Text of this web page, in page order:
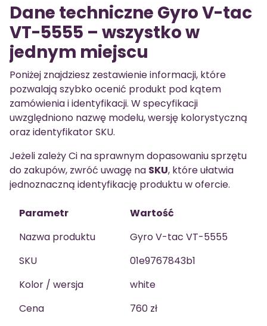
Dane techniczne Gyro V-tac
VT-5555 – wszystko w
jednym miejscu
Poniżej znajdziesz zestawienie informacji, które
pozwalają szybko ocenić produkt pod kątem
zamówienia i identyfikacji. W specyfikacji
uwzględniono nazwę modelu, wersję kolorystyczną
oraz identyfikator SKU.
Jeżeli zależy Ci na sprawnym dopasowaniu sprzętu
do zakupów, zwróć uwagę na SKU, które ułatwia
jednoznaczną identyfikację produktu w ofercie.
Parametr
Wartość
Nazwa produktu
Gyro V-tac VT-5555
SKU
01e9767843b1
Kolor / wersja
white
Cena
760 zł